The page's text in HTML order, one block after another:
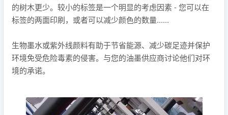
的树木更少。较小的标签是一个明显的考虑因素 - 您可以在
标签的两面印刷，或者可以减少颜色的数量......
生物墨水或紫外线颜料有助于节省能源、减少碳足迹并保护
环境免受危险毒素的侵害。与您的油墨供应商讨论他们对环
境的承诺。